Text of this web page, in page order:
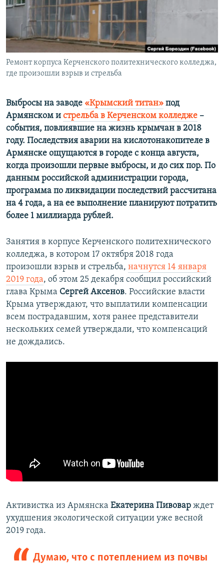
ПОБЕДИТЕЛЕЙ НЕ СУДЯТ?
КРЫМ.НЕПОКОРЕННЫЙ
УКРАИНСКАЯ ПРОБЛЕМА КРЫМА
ПРИСОЕДИНЯЙТЕСЬ!
Все сайты RFE/RL
Ремонт корпуса Керченского политехнического колледжа,
где произошли взрыв и стрельба
Выбросы на заводе «Крымский титан» под
Армянском и стрельба в Керченском колледже –
события, повлиявшие на жизнь крымчан в 2018
году. Последствия аварии на кислотонакопителе в
Армянске ощущаются в городе с конца августа,
когда произошли первые выбросы, и до сих пор. По
данным российской администрации города,
программа по ликвидации последствий рассчитана
на 4 года, а на ее выполнение планируют потратить
более 1 миллиарда рублей.
Занятия в корпусе Керченского политехнического
колледжа, в котором 17 октября 2018 года
произошли взрыв и стрельба, начнутся 14 января
2019 года, об этом 25 декабря сообщил российский
глава Крыма Сергей Аксенов. Российские власти
Крыма утверждают, что выплатили компенсации
всем пострадавшим, хотя ранее представители
нескольких семей утверждали, что компенсаций
не дождались.
Активистка из Армянска Екатерина Пивовар ждет
ухудшения экологической ситуации уже весной
2019 года.
Думаю, что с потеплением из почвы